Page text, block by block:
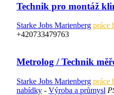
Technik pro montáž
Starke Jobs Marienberg práce
+420733479763
Metrolog / Technik
Starke Jobs Marienberg práce
nabídky - Výroba a průmysl